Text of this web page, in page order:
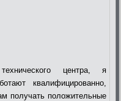
центра, я
квалифицированно,
получать положительные